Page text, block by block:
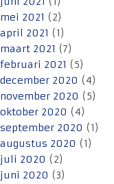
mei 2021 (2)
april 2021 (1)
maart 2021 (7)
februari 2021 (5)
december 2020 (4)
november 2020 (5)
oktober 2020 (4)
september 2020 (1)
augustus 2020 (1)
juli 2020 (2)
juni 2020 (3)